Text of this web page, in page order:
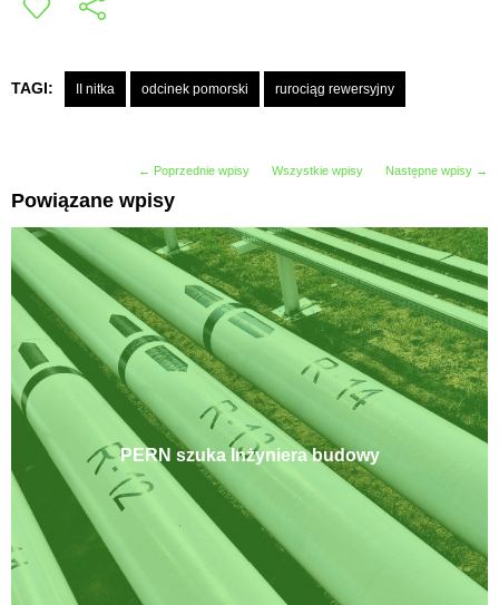
TAGI: II nitka odcinek pomorski rurociąg rewersyjny
Powiązane wpisy
← Poprzednie wpisy Wszystkie wpisy Następne wpisy →
PERN szuka Inżyniera budowy